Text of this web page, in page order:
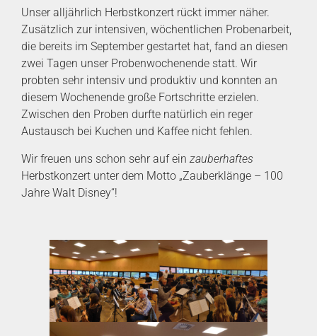
Unser alljährlich Herbstkonzert rückt immer näher.
Zusätzlich zur intensiven, wöchentlichen Probenarbeit,
die bereits im September gestartet hat, fand an diesen
zwei Tagen unser Probenwochenende statt. Wir
probten sehr intensiv und produktiv und konnten an
diesem Wochenende große Fortschritte erzielen.
Zwischen den Proben durfte natürlich ein reger
Austausch bei Kuchen und Kaffee nicht fehlen.
Wir freuen uns schon sehr auf ein zauberhaftes
Herbstkonzert unter dem Motto „Zauberklänge – 100
Jahre Walt Disney“!